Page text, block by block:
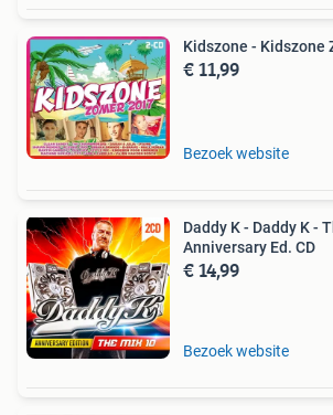
Kidszone - Kidszone
€ 11,99
Bezoek website
Daddy K - Daddy K -
Anniversary Ed. CD
€ 14,99
Bezoek website